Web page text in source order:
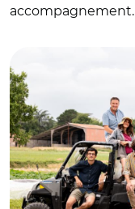
accompagnement.